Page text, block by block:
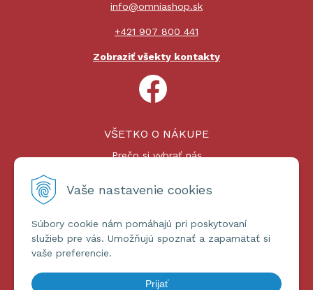
Vaše nastavenie cookies
Súbory cookie nám pomáhajú pri poskytovaní
služieb pre vás. Umožňujú spoznať a zapamätať si
vaše preferencie.
Prijať
info@omniashop.sk
+421 907 800 441
Zobraziť všekty kontakty
VŠETKO O NÁKUPE
Prečo si vybrať nás
Platby a doprava
ĎALŠIE INFORMÁCIE
Obchodné podmienky